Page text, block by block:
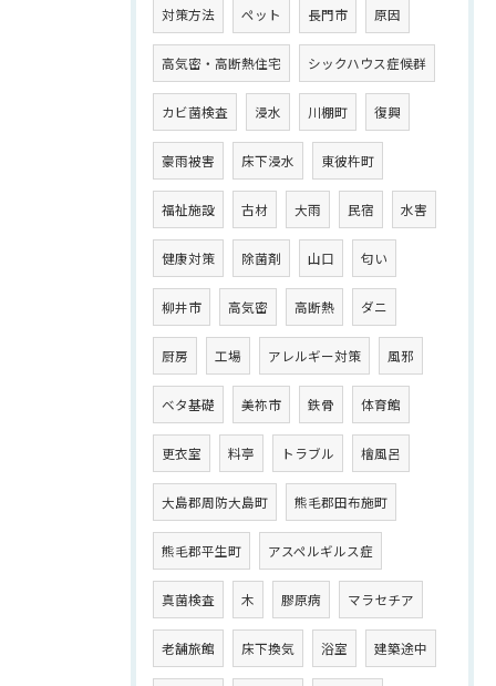
対策方法 ペット 長門市 原因
高気密・高断熱住宅 シックハウス症候群
カビ菌検査 浸水 川棚町 復興
豪雨被害 床下浸水 東彼杵町
福祉施設 古材 大雨 民宿 水害
健康対策 除菌剤 山口 匂い
柳井市 高気密 高断熱 ダニ
厨房 工場 アレルギー対策 風邪
ベタ基礎 美祢市 鉄骨 体育館
更衣室 料亭 トラブル 檜風呂
大島郡周防大島町 熊毛郡田布施町
熊毛郡平生町 アスペルギルス症
真菌検査 木 膠原病 マラセチア
老舗旅館 床下換気 浴室 建築途中